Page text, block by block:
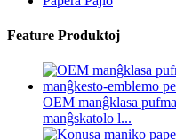
Feature Produktoj
OEM manĝklasa
manĝskatolo l...